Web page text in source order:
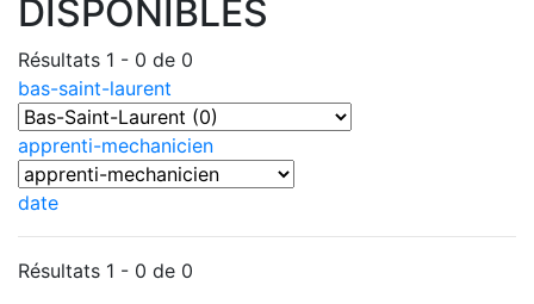
DISPONIBLES
Résultats 1 - 0 de 0
bas-saint-laurent
apprenti-mechanicien
date
Résultats 1 - 0 de 0